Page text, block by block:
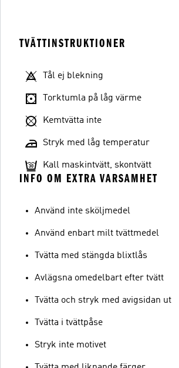
TVÄTTINSTRUKTIONER
Tål ej blekning
Torktumla på låg värme
Kemtvätta inte
Stryk med låg temperatur
Kall maskintvätt, skontvätt
INFO OM EXTRA VARSAMHET
Använd inte sköljmedel
Använd enbart milt tvättmedel
Tvätta med stängda blixtlås
Avlägsna omedelbart efter tvätt
Tvätta och stryk med avigsidan ut
Tvätta i tvättpåse
Stryk inte motivet